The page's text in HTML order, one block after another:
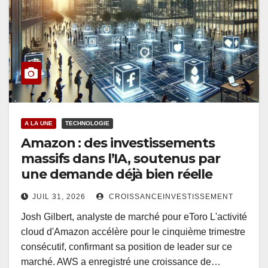
A LA UNE TECHNOLOGIE
Amazon : des investissements
massifs dans l’IA, soutenus par
une demande déjà bien réelle
JUIL 31, 2026 CROISSANCEINVESTISSEMENT
Josh Gilbert, analyste de marché pour eToro L'activité
cloud d'Amazon accélère pour le cinquième trimestre
consécutif, confirmant sa position de leader sur ce
marché. AWS a enregistré une croissance de…